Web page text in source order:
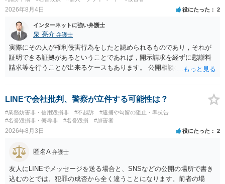
誉棄損として、個人や会社に対する誹謗中傷の不特定多数への公開に
当たるとも思われません。 もちろん、誰がその内容をｃｈａｔｇｐｔ
に入力したかも第三者にしられることはないので、個人や会社の特定
をせずに書き込んだことで（おそらく特定して書き込んだとして
も）、相談者さんが刑事民事の責任に問われることはないでしょう。
私見ながらご参考まで。
2026年8月4日 役にたった 2
インターネットに強い弁護士
泉 亮介 弁護士
実際にその人が権利侵害行為をしたと認められるものであり，それが
証明できる証拠があるということであれば，開示請求を経ずに慰謝料
請求等を行うことが出来るケースもあります。 公開相談の場では回答
に個別に相談されると良いでしょう。
LINEで会社批判、警察が立件する可能性は？
#業務妨害罪・信用毀損罪 #不起訴
#逮捕や勾留の阻止・準抗告
#名誉毀損罪・侮辱罪
#名誉毀損 #加害者
2026年8月3日 役にたった 2
匿名A 弁護士
友人にLINEでメッセージを送る場合と、SNSなどの公開の場所で書き
込むのとでは、犯罪の成否から全く違うことになります。前者の場